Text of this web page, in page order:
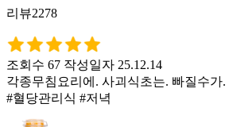
리뷰2278
조회수 67 작성일자 25.12.14
각종무침요리에. 사괴식초는. 빠질수
#혈당관리식 #저녁